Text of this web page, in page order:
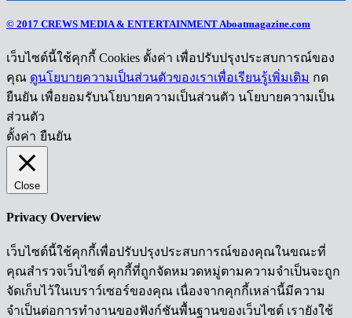
© 2017 CREWS MEDIA & ENTERTAINMENT Aboatmagazine.com
เว็บไซต์นี้ใช้คุกกี้ Cookies ตั้งค่า เพื่อปรับปรุงประสบการณ์ของ
คุณ ดูนโยบายความเป็นส่วนตัวของเราเพื่อเรียนรู้เพิ่มเติม กด
ยืนยัน เพื่อยอมรับนโยบายความเป็นส่วนตัว นโยบายความเป็น
ส่วนตัว
ตั้งค่า ยืนยัน
Close
Privacy Overview
เว็บไซต์นี้ใช้คุกกี้เพื่อปรับปรุงประสบการณ์ของคุณในขณะที่
คุณสำรวจเว็บไซต์ คุกกี้ที่ถูกจัดหมวดหมู่ตามความจำเป็นจะถูก
จัดเก็บไว้ในเบราว์เซอร์ของคุณ เนื่องจากคุกกี้เหล่านี้มีความ
จำเป็นต่อการทำงานของฟังก์ชันพื้นฐานของเว็บไซต์ เรายังใช้